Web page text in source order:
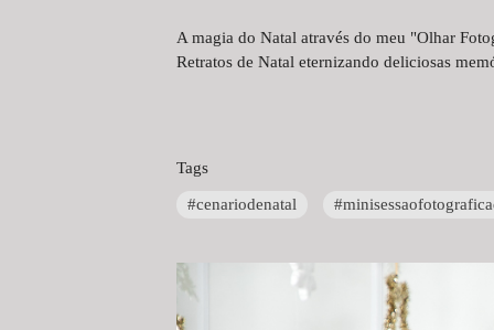
A magia do Natal através do meu "Olhar
Retratos de Natal eternizando deliciosas
Tags
#cenariodenatal